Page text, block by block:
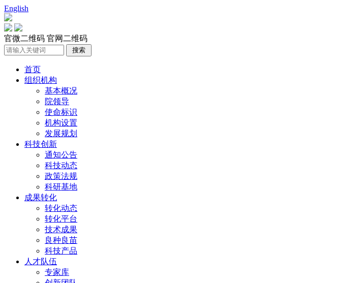
English
官微二维码 官网二维码
首页
组织机构
基本概况
院领导
使命标识
机构设置
发展规划
科技创新
通知公告
科技动态
政策法规
科研基地
成果转化
转化动态
转化平台
技术成果
良种良苗
科技产品
人才队伍
专家库